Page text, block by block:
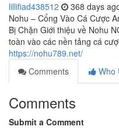
lillifiad438512 368 days
Nohu – Cổng Vào Cá Cược
Bị Chặn Giới thiệu về Nohu
toàn vào các nền tảng cá
https://nohu789.net/
Comments
Who
Comments
Submit a Comment